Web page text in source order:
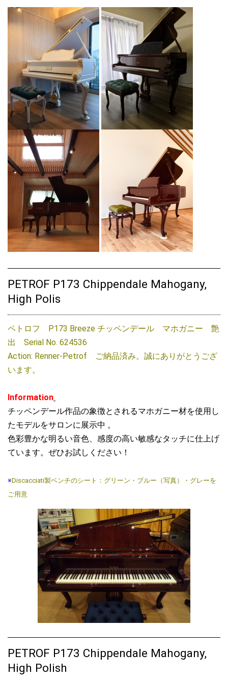
PETROF P173 Chippendale Mahogany,
High Polis
ペトロフ P173 Breeze チッペンデール マホガニー 艶
出 Serial No. 624536
Action: Renner-Petrof ご納品済み。誠にありがとうござ
います。
Information
チッペンデール作品の象徴とされるマホガニー材を使用し
たモデルをサロンに展示中 。
色彩豊かな明るい音色、感度の高い敏感なタッチに仕上げ
ています。ぜひお試しください！
※Discacciati製ベンチのシート：グリーン・ブルー（写真）・グレーを
ご用意
PETROF P173 Chippendale Mahogany,
High Polish